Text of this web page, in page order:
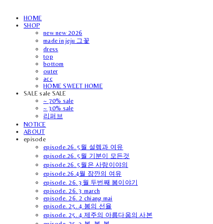
HOME
SHOP
new new 2026
made in jeju 그꽃
dress
top
bottom
outer
acc
HOME SWEET HOME
SALE sale SALE
~ 70% sale
~ 30% sale
리퍼브
NOTICE
ABOUT
episode
episode.26. 5월 설렘과 여유
episode.26. 5월 기분이 모든것
episode.26. 5월은 사랑이야의
episode.26.4월 잠깐의 여유
episode. 26. 3월 두번째 봄이야기
episode. 26. 3 march
episode. 26. 2 chiang mai
episode. 25. 4 봄의 선율
episode. 25. 4 제주의 아름다움의 사본